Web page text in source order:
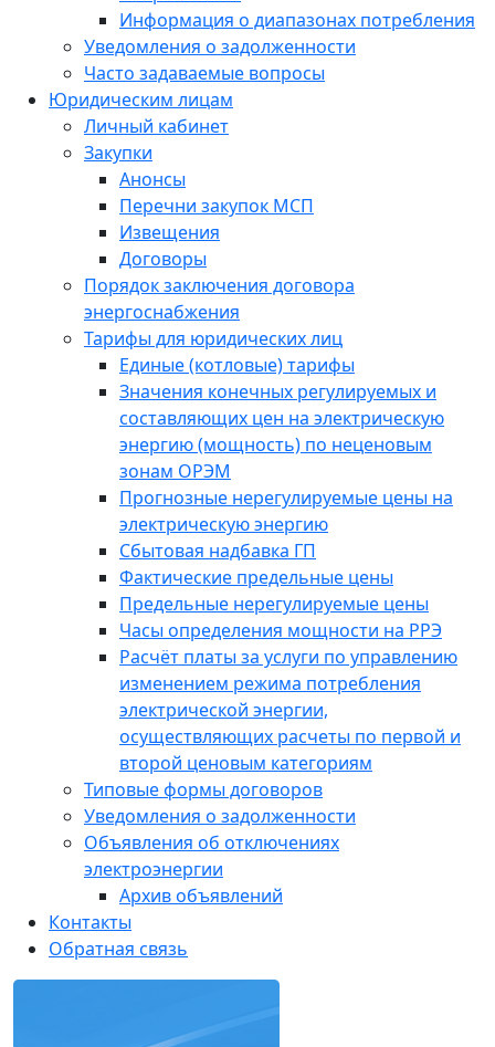
Информация о диапазонах потребления
Уведомления о задолженности
Часто задаваемые вопросы
Юридическим лицам
Личный кабинет
Закупки
Анонсы
Перечни закупок МСП
Извещения
Договоры
Порядок заключения договора
энергоснабжения
Тарифы для юридических лиц
Единые (котловые) тарифы
Значения конечных регулируемых и
составляющих цен на электрическую
энергию (мощность) по неценовым
зонам ОРЭМ
Прогнозные нерегулируемые цены на
электрическую энергию
Сбытовая надбавка ГП
Фактические предельные цены
Предельные нерегулируемые цены
Часы определения мощности на РРЭ
Расчёт платы за услуги по управлению
изменением режима потребления
электрической энергии,
осуществляющих расчеты по первой и
второй ценовым категориям
Типовые формы договоров
Уведомления о задолженности
Объявления об отключениях
электроэнергии
Архив объявлений
Контакты
Обратная связь